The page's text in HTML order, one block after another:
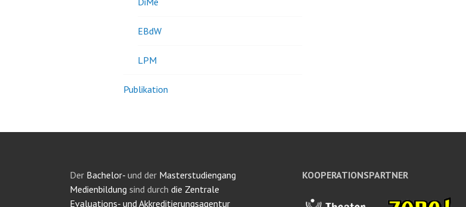
EBdW
LPM
Publikation
Der Bachelor- und der Masterstudiengang
Medienbildung sind durch die Zentrale
Evaluations- und Akkreditierungsagentur
KOOPERATIONSPARTNER